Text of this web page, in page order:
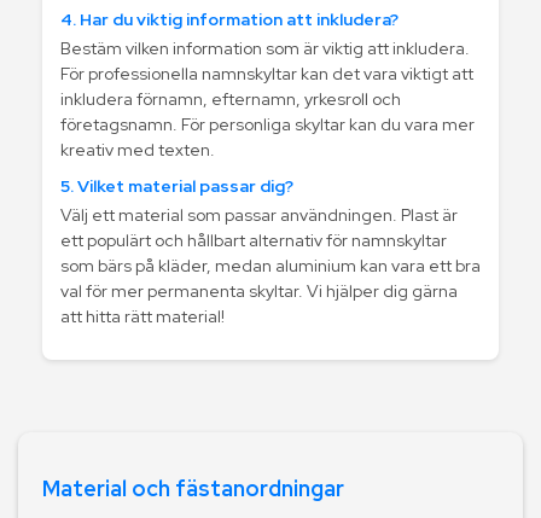
4. Har du viktig information att inkludera?
Bestäm vilken information som är viktig att inkludera.
För professionella namnskyltar kan det vara viktigt att
inkludera förnamn, efternamn, yrkesroll och
företagsnamn. För personliga skyltar kan du vara mer
kreativ med texten.
5. Vilket material passar dig?
Välj ett material som passar användningen. Plast är
ett populärt och hållbart alternativ för namnskyltar
som bärs på kläder, medan aluminium kan vara ett bra
val för mer permanenta skyltar. Vi hjälper dig gärna
att hitta rätt material!
Material och fästanordningar